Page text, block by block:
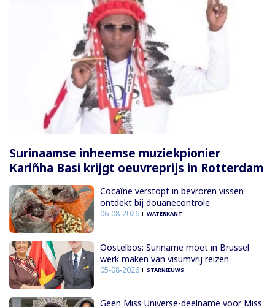
Surinaamse inheemse muziekpionier
Kariñha Basi krijgt oeuvreprijs in Rotterdam
Cocaïne verstopt in bevroren vissen
ontdekt bij douanecontrole
06-08-2026 WATERKANT
Oostelbos: Suriname moet in Brussel
werk maken van visumvrij reizen
05-08-2026 STARNIEUWS
Geen Miss Universe-deelname voor Miss